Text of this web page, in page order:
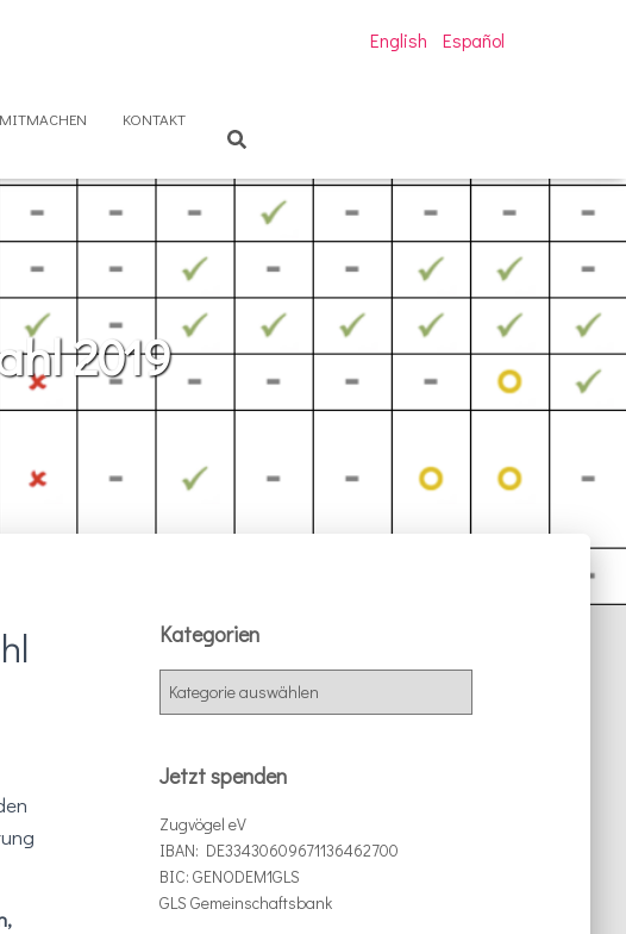
English Español
MITMACHEN KONTAKT
2019
Kategorien
g
r
i
e
n
Jetzt spenden
Zugvögel eV
IBAN: DE33430609671136462700
BIC: GENODEM1GLS
GLS Gemeinschaftsbank